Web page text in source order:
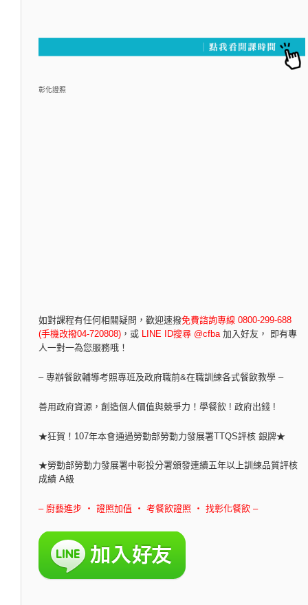
彰化證照
如對課程有任何相關疑問， 歡迎速撥免費諮詢專線 0800-299-688
(手機改撥04-720808) ， 或 LINE ID搜尋 @cfba加入好友， 即有專
人一對一為您服務哦！
– 專辦餐飲輔導考照專班及政府職前&在職訓練各式餐飲教學 –
善用政府資源，創造個人價值與競爭力！學餐飲 ! 政府出錢 !
★狂賀！107年本會通過勞動部勞動力發展署TTQS評核 銀牌★
★勞動部勞動力發展署中彰投分署頒發連續五年以上訓練品質評核
成績 A級
– 廚藝進步 ‧ 證照加值 ‧ 考餐飲證照 ‧ 找彰化餐飲 –